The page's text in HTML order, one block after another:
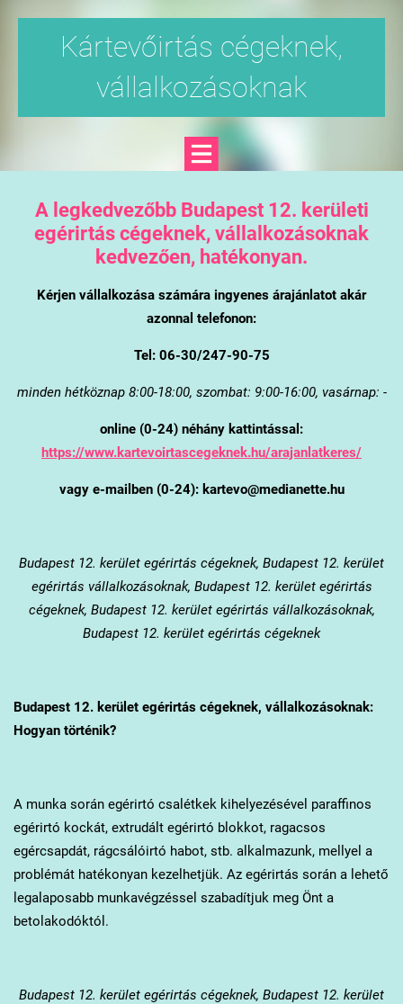
Kártevőirtás cégeknek,
vállalkozásoknak
A legkedvezőbb Budapest 12. kerületi
egérirtás cégeknek, vállalkozásoknak
kedvezően, hatékonyan.
Kérjen vállalkozása számára ingyenes árajánlatot akár
azonnal telefonon:
Tel: 06-30/247-90-75
minden hétköznap 8:00-18:00, szombat: 9:00-16:00, vasárnap: -
online (0-24) néhány kattintással:
https://www.kartevoirtascegeknek.hu/arajanlatkeres/
vagy e-mailben (0-24): kartevo@medianette.hu
Budapest 12. kerület egérirtás cégeknek, Budapest 12. kerület
egérirtás vállalkozásoknak, Budapest 12. kerület egérirtás
cégeknek, Budapest 12. kerület egérirtás vállalkozásoknak,
Budapest 12. kerület egérirtás cégeknek
Budapest 12. kerületegérirtás cégeknek, vállalkozásoknak:
Hogyan történik?
A munka során egérirtó csalétkek kihelyezésével paraffinos
egérirtó kockát, extrudált egérirtó blokkot, ragacsos
egércsapdát, rágcsálóirtó habot, stb. alkalmazunk, mellyel a
problémát hatékonyan kezelhetjük. Az egérirtás során a lehető
legalaposabb munkavégzéssel szabadítjuk meg Önt a
betolakodóktól.
Budapest 12. kerület egérirtás cégeknek, Budapest 12. kerület